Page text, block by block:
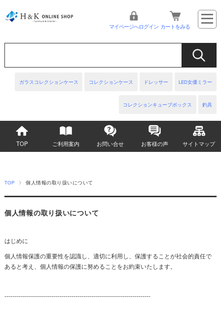
ガラスコレクションケース コレクションケース ドレッサー LED女優ミラー
コレクションキューブボックス 釣具
マイページへログイン カートをみる
TOP ご利用案内 お問い合せ お客様の声 サイトマップ
TOP 個人情報の取り扱いについて
個人情報の取り扱いについて
はじめに
個人情報保護の重要性を認識し、適切に利用し、保護することが社会的責任で
あると考え、個人情報の保護に努めることをお約束いたします。
--------------------------------------------------------------------------